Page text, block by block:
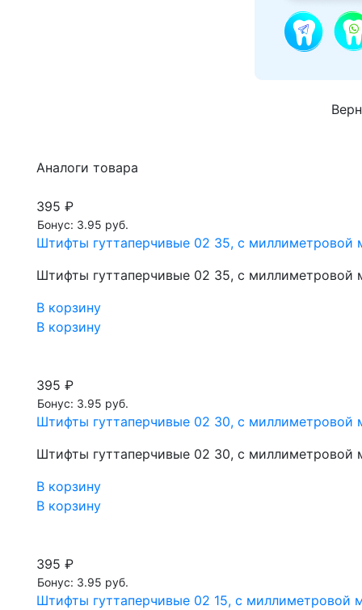
Аналоги товара
395 ₽
Бонус: 3.95 руб.
Штифты гуттаперчивые 02 35, с миллиметровой
Штифты гуттаперчивые 02 35, с миллиметровой
В корзину
В корзину
395 ₽
Бонус: 3.95 руб.
Штифты гуттаперчивые 02 30, с миллиметровой
Штифты гуттаперчивые 02 30, с миллиметровой
В корзину
В корзину
395 ₽
Бонус: 3.95 руб.
Штифты гуттаперчивые 02 15, с миллиметровой